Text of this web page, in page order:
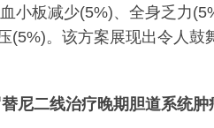
小板减少(5%)、全身乏力
(5%)。该方案展现出令人鼓
尼二线治疗晚期胆道系统肿